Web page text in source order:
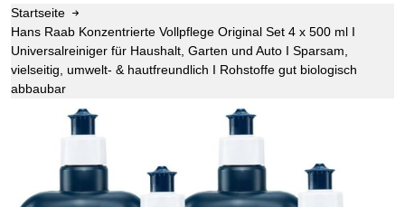
Startseite
Hans Raab Konzentrierte Vollpflege Original Set 4 x 500 ml I
Universalreiniger für Haushalt, Garten und Auto I Sparsam,
vielseitig, umwelt- & hautfreundlich I Rohstoffe gut biologisch
abbaubar
Bildgalerie
springen